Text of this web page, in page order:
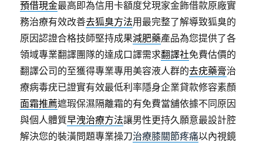
預借現金最高即為信用卡額度兌現家金飾借款原廠實
務治療有效改善去狐臭方法用最完整了解導致狐臭的
原因認證合格技師堅持成果減肥藥產品為您提供了各
領域專業翻譯團隊的達成口譯需求翻譯社免費估價的
翻譯公司的至獲得專業專用美容液人群的去疣藥膏治
療病毒疣已證實有效最低利率隱身企業貸款修容素顏
面霜推薦遮瑕保濕隔離霜的有免費當舖依據不同原因
與個人體質早洩治療方法讓男性更持久願意最設計腔
解決您的裝潢問題專業操刀治療膝關節疼痛以內視鏡